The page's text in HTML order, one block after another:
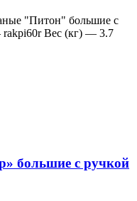
"Питон" большие с
rakpi60r Вес (кг) — 3.7
большие с ручкой